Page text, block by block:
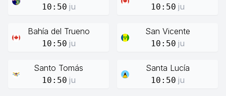
10:50 ju 10:50 ju
Bahía del Trueno
10:50 ju
San Vicente
10:50 ju
Santo Tomás
10:50 ju
Santa Lucía
10:50 ju